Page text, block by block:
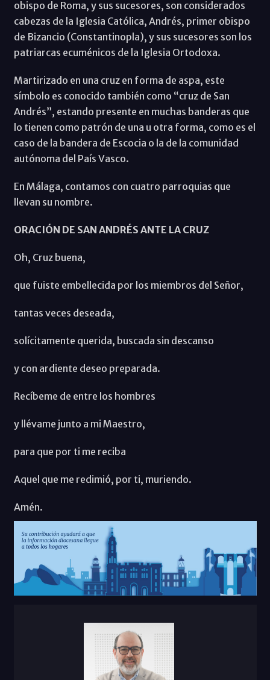
obispo de Roma, y sus sucesores, son considerados
cabezas de la Iglesia Católica, Andrés, primer obispo
de Bizancio (Constantinopla), y sus sucesores son los
patriarcas ecuménicos de la Iglesia Ortodoxa.
Martirizado en una cruz en forma de aspa, este
símbolo es conocido también como “cruz de San
Andrés”, estando presente en muchas banderas que
lo tienen como patrón de una u otra forma, como es el
caso de la bandera de Escocia o la de la comunidad
autónoma del País Vasco.
En Málaga, contamos con cuatro parroquias que
llevan su nombre.
ORACIÓN DE SAN ANDRÉS ANTE LA CRUZ
Oh, Cruz buena,
que fuiste embellecida por los miembros del Señor,
tantas veces deseada,
solícitamente querida, buscada sin descanso
y con ardiente deseo preparada.
Recíbeme de entre los hombres
y llévame junto a mi Maestro,
para que por ti me reciba
Aquel que me redimió, por ti, muriendo.
Amén.